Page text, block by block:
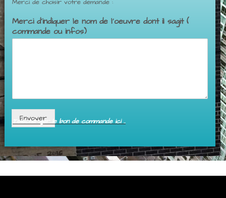
Merci de choisir votre demande :
Merci d'indiquer le nom de l'oeuvre dont il sagit (
commande ou infos)
Envoyer
Télécharger le bon de commande ici ..